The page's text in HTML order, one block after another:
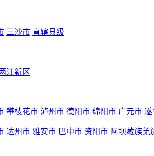
三沙市 直辖县级
江新区
攀枝花市 泸州市 德阳市 绵阳市 广元市 遂
达州市 雅安市 巴中市 资阳市 阿坝藏族羌